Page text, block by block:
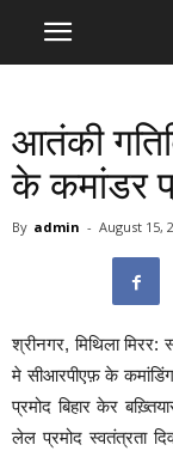
आतंकी
के कमांडर
By admin - August 15,
श्रीनगर, मिथिला
मे सीआरपीएफ़ के
प्रमोद बिहार केर
लेल प्रमोद स्वतंत्रता